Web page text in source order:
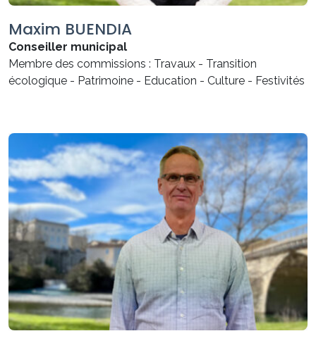
Maxim BUENDIA
Conseiller municipal
Membre des commissions : Travaux - Transition
écologique - Patrimoine - Education - Culture - Festivités